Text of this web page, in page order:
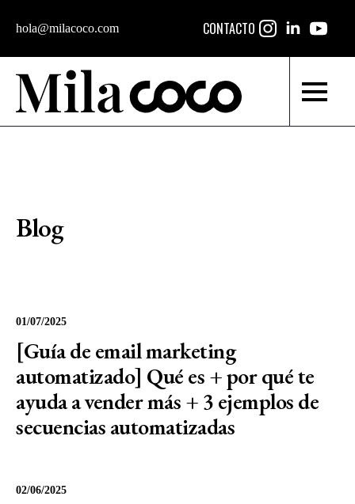
hola@milacoco.com CONTACTO
Blog
[Guía de email marketing
automatizado] Qué es + por qué te
ayuda a vender más + 3 ejemplos de
secuencias automatizadas
01/07/2025
02/06/2025